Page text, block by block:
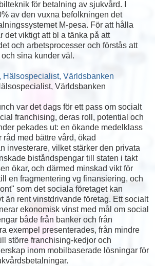
för betalning av sjukvård. I
av den vuxna befolkningen det
M-pesa. För att hålla
det viktigt att bl a tänka på att
och arbetsprocesser och förstås att
sina kunder väl.
Världsbanken
var det dags för ett pass om socialt
franchising, deras roll, potential och
pekades ut: en ökande medelklass
med bättre vård, ökad
investerare, vilket stärker den privata
biståndspengar till staten i takt
ökar, och därmed minskad vikt för
en fragmentering vg finansiering, och
som det sociala företaget kan
än rent vinstdrivande företag. Ett socialt
ekonomisk vinst med mål om social
både från banker och från
exempel presenterades, från mindre
större franchising-kedjor och
inom mobilbaserade lösningar för